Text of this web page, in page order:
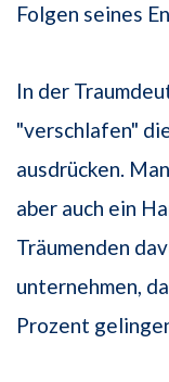
Folgen seines
In der
"verschlafen"
ausdrücken.
aber auch ein
Träumenden
unternehmen,
Prozent